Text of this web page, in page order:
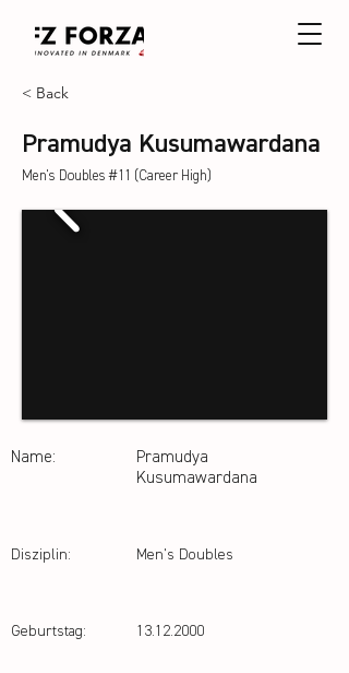
< Back
Pramudya Kusumawardana
Men's Doubles #11 (Career High)
Name:
Pramudya
Kusumawardana
Disziplin: Men's Doubles
Geburtstag: 13.12.2000